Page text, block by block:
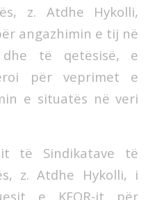
z. Atdhe Hykolli,
angazhimin e tij në
të qetësisë, e
për veprimet e
e situatës në veri
të Sindikatave të
z. Atdhe Hykolli, i
e KFOR-it për